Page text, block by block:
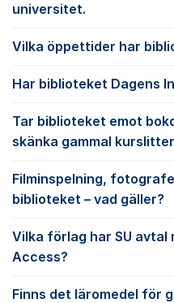
universitet.
Vilka öppettider har
Har biblioteket Dagens
Tar biblioteket emot
skänka gammal
Filminspelning,
biblioteket – vad gäller?
Vilka förlag har SU avtal
Access?
Finns det läromedel för